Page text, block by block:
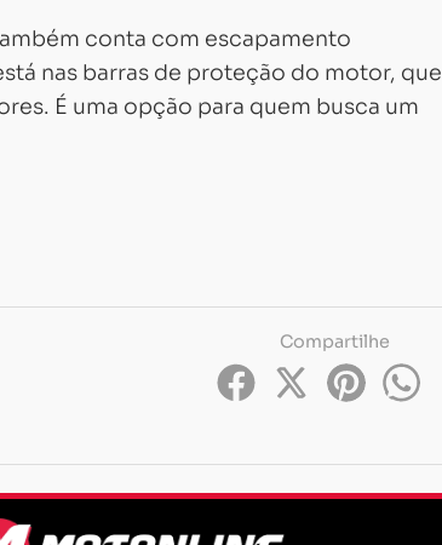
conta com escapamento
nas barras de proteção do motor, que
É uma opção para quem busca um
Compartilhe